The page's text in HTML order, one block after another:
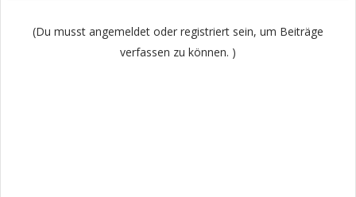
(Du musst angemeldet oder registriert sein, um Beiträge
verfassen zu können. )